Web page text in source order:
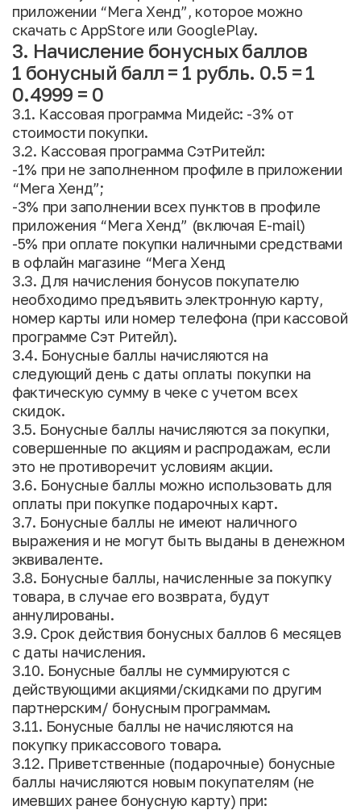
приложении “Мега Хенд”, которое можно
скачать с AppStore или GooglePlay.
3. Начисление бонусных баллов
1 бонусный балл = 1 рубль. 0.5 = 1
0.4999 = 0
3.1. Кассовая программа Мидейс: -3% от
стоимости покупки.
3.2. Кассовая программа СэтРитейл:
-1% при не заполненном профиле в приложении
“Мега Хенд”;
-3% при заполнении всех пунктов в профиле
приложения “Мега Хенд” (включая E-mail)
-5% при оплате покупки наличными средствами
в офлайн магазине “Мега Хенд
3.3. Для начисления бонусов покупателю
необходимо предъявить электронную карту,
номер карты или номер телефона (при кассовой
программе Сэт Ритейл).
3.4. Бонусные баллы начисляются на
следующий день с даты оплаты покупки на
фактическую сумму в чеке с учетом всех
скидок.
3.5. Бонусные баллы начисляются за покупки,
совершенные по акциям и распродажам, если
это не противоречит условиям акции.
3.6. Бонусные баллы можно использовать для
оплаты при покупке подарочных карт.
3.7. Бонусные баллы не имеют наличного
выражения и не могут быть выданы в денежном
эквиваленте.
3.8. Бонусные баллы, начисленные за покупку
товара, в случае его возврата, будут
аннулированы.
3.9. Срок действия бонусных баллов 6 месяцев
с даты начисления.
3.10. Бонусные баллы не суммируются с
действующими акциями/скидками по другим
партнерским/ бонусным программам.
3.11. Бонусные баллы не начисляются на
покупку прикассового товара.
3.12. Приветственные (подарочные) бонусные
баллы начисляются новым покупателям (не
имевших ранее бонусную карту) при: